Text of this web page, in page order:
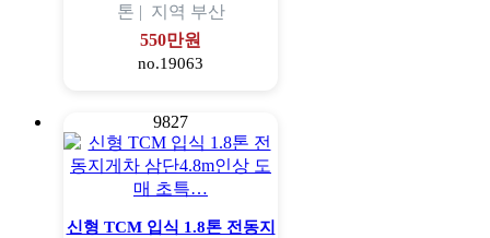
톤 | 지역 부산
550만원
no.19063
9827
신형 TCM 입식 1.8톤 전동지